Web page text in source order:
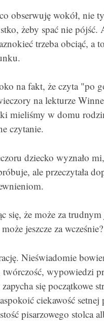
obserwuję wokół, nie
żeby spać nie pójść.
trzeba obciąć, a
na fakt, że czyta "po
na lekturze
mieliśmy w domu
czytanie.
dziecko wyznało
ale przeczytała
się, że może za
jeszcze za wcześnie?
Nieświadomie
wypowiedzi
się początkowe
ciekawość
pisarzowego stolca